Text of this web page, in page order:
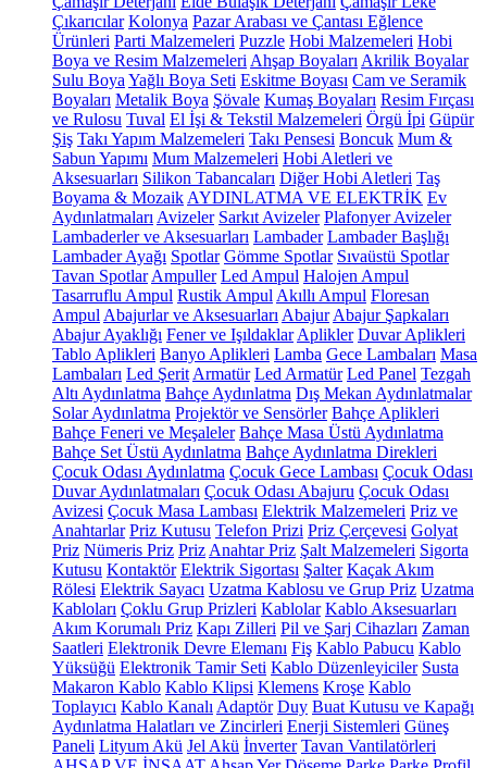
Çıkarıcılar Kolonya Pazar Arabası ve Çantası Eğlence
Ürünleri Parti Malzemeleri Puzzle Hobi Malzemeleri Hobi
Boya ve Resim Malzemeleri Ahşap Boyaları Akrilik Boyalar
Sulu Boya Yağlı Boya Seti Eskitme Boyası Cam ve Seramik
Boyaları Metalik Boya Şövale Kumaş Boyaları Resim Fırçası
ve Rulosu Tuval El İşi & Tekstil Malzemeleri Örgü İpi Güpür
Şiş Takı Yapım Malzemeleri Takı Pensesi Boncuk Mum &
Sabun Yapımı Mum Malzemeleri Hobi Aletleri ve
Aksesuarları Silikon Tabancaları Diğer Hobi Aletleri Taş
Boyama & Mozaik AYDINLATMA VE ELEKTRİK Ev
Aydınlatmaları Avizeler Sarkıt Avizeler Plafonyer Avizeler
Lambaderler ve Aksesuarları Lambader Lambader Başlığı
Lambader Ayağı Spotlar Gömme Spotlar Sıvaüstü Spotlar
Tavan Spotlar Ampuller Led Ampul Halojen Ampul
Tasarruflu Ampul Rustik Ampul Akıllı Ampul Floresan
Ampul Abajurlar ve Aksesuarları Abajur Abajur Şapkaları
Abajur Ayaklığı Fener ve Işıldaklar Aplikler Duvar Aplikleri
Tablo Aplikleri Banyo Aplikleri Lamba Gece Lambaları Masa
Lambaları Led Şerit Armatür Led Armatür Led Panel Tezgah
Altı Aydınlatma Bahçe Aydınlatma Dış Mekan Aydınlatmalar
Solar Aydınlatma Projektör ve Sensörler Bahçe Aplikleri
Bahçe Feneri ve Meşaleler Bahçe Masa Üstü Aydınlatma
Bahçe Set Üstü Aydınlatma Bahçe Aydınlatma Direkleri
Çocuk Odası Aydınlatma Çocuk Gece Lambası Çocuk Odası
Duvar Aydınlatmaları Çocuk Odası Abajuru Çocuk Odası
Avizesi Çocuk Masa Lambası Elektrik Malzemeleri Priz ve
Anahtarlar Priz Kutusu Telefon Prizi Priz Çerçevesi Golyat
Priz Nümeris Priz Priz Anahtar Priz Şalt Malzemeleri Sigorta
Kutusu Kontaktör Elektrik Sigortası Şalter Kaçak Akım
Rölesi Elektrik Sayacı Uzatma Kablosu ve Grup Priz Uzatma
Kabloları Çoklu Grup Prizleri Kablolar Kablo Aksesuarları
Akım Korumalı Priz Kapı Zilleri Pil ve Şarj Cihazları Zaman
Saatleri Elektronik Devre Elemanı Fiş Kablo Pabucu Kablo
Yüksüğü Elektronik Tamir Seti Kablo Düzenleyiciler Susta
Makaron Kablo Kablo Klipsi Klemens Kroşe Kablo
Toplayıcı Kablo Kanalı Adaptör Duy Buat Kutusu ve Kapağı
Aydınlatma Halatları ve Zincirleri Enerji Sistemleri Güneş
Paneli Lityum Akü Jel Akü İnverter Tavan Vantilatörleri